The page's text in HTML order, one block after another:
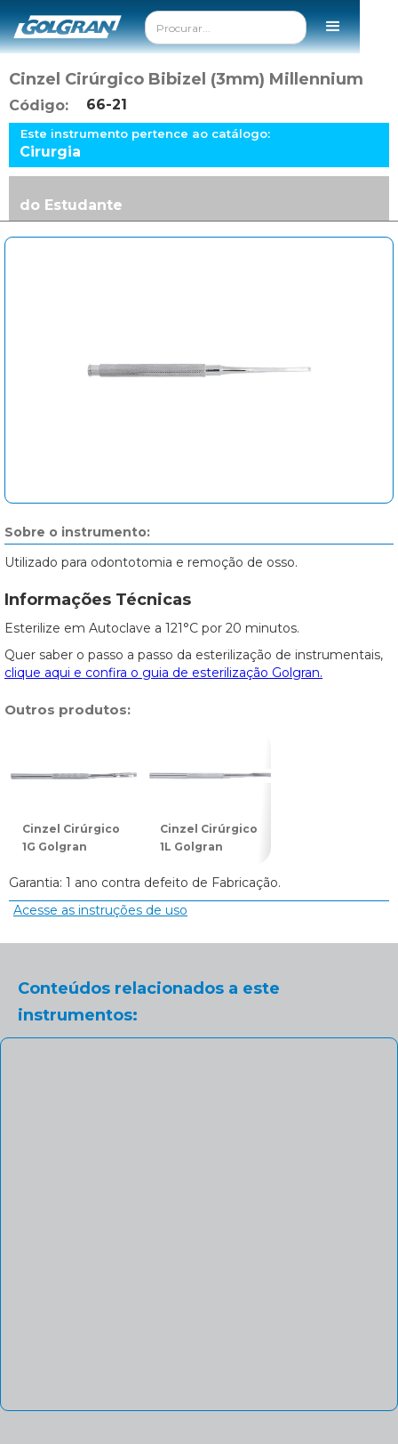
Cinzel Cirúrgico Bibizel (3mm) Millennium
Código: 66-21
Este instrumento pertence ao catálogo:
Cirurgia
do Estudante
Sobre o instrumento:
Utilizado para odontotomia e remoção de osso.
Informações Técnicas
Esterilize em Autoclave a 121°C por 20 minutos.
Quer saber o passo a passo da esterilização de instrumentais,
clique aqui e confira o guia de esterilização Golgran.
Outros produtos:
Cinzel Cirúrgico
1G Golgran
Cinzel Cirúrgico
1L Golgran
Garantia: 1 ano contra defeito de Fabricação.
Acesse as instruções de uso
Conteúdos relacionados a este
instrumentos: